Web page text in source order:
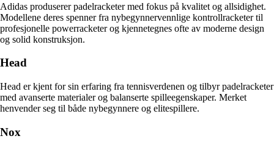
Adidas produserer padelracketer med fokus på kvalitet og allsidighet.
Modellene deres spenner fra nybegynnervennlige kontrollracketer til
profesjonelle powerracketer og kjennetegnes ofte av moderne design
og solid konstruksjon.
Head
Head er kjent for sin erfaring fra tennisverdenen og tilbyr padelracketer
med avanserte materialer og balanserte spilleegenskaper. Merket
henvender seg til både nybegynnere og elitespillere.
Nox